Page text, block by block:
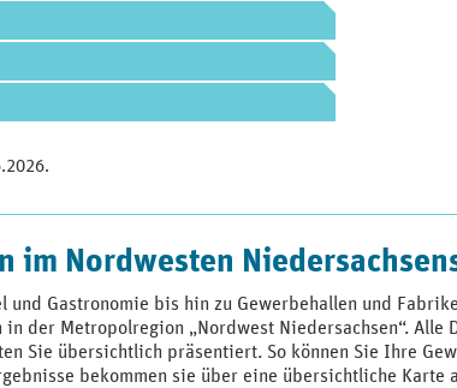
.
im Nordwesten
und Gastronomie bis hin zu Gewerbehallen und
der Metropolregion „Nordwest Niedersachsen“.
Sie übersichtlich präsentiert. So können Sie Ihre
bekommen sie über eine übersichtliche Karte